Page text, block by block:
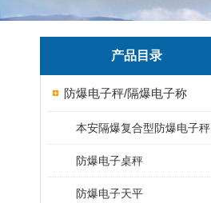
产品目录
防爆电子秤/隔爆电子称
本安隔爆复合型防爆电子秤
防爆电子桌秤
防爆电子天平